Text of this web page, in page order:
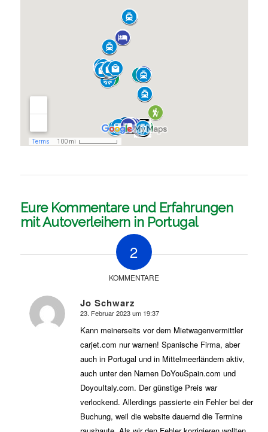
Eure Kommentare und Erfahrungen
mit Autoverleihern in Portugal
2
KOMMENTARE
Jo Schwarz
sagte:
23. Februar 2023 um 19:37
Kann meinerseits vor dem Mietwagenvermittler
carjet.com nur warnen! Spanische Firma, aber
auch in Portugal und in Mittelmeerländern aktiv,
auch unter den Namen DoYouSpain.com und
DoyouItaly.com. Der günstige Preis war
verlockend. Allerdings passierte ein Fehler bei der